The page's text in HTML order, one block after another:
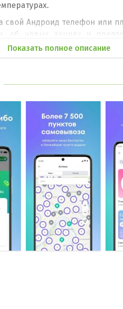
свой Андроид телефон или
об новых акциях и
Вы можете
Все изменения по
картой прямо в приложении.
для Android:
зоотоваров,
надлежащие условия
выходного дня;
для каждого
Показать полное описание